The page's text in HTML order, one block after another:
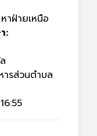
าฝ่ายเหนือ
:
ารส่วนตำบล